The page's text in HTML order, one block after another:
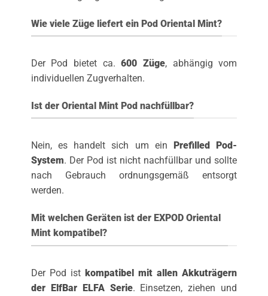
Wie viele Züge liefert ein Pod Oriental Mint?
Der Pod bietet ca.600 Züge, abhängig vom
individuellen Zugverhalten.
Ist der Oriental Mint Pod nachfüllbar?
Nein, es handelt sich um ein
Prefilled Pod-
System. Der Pod ist nicht nachfüllbar und sollte
nach Gebrauch ordnungsgemäß entsorgt
werden.
Mit welchen Geräten ist der EXPOD Oriental
Mint kompatibel?
Der Pod ist kompatibel mit allen Akkuträgern
der ElfBar ELFA Serie. Einsetzen, ziehen und